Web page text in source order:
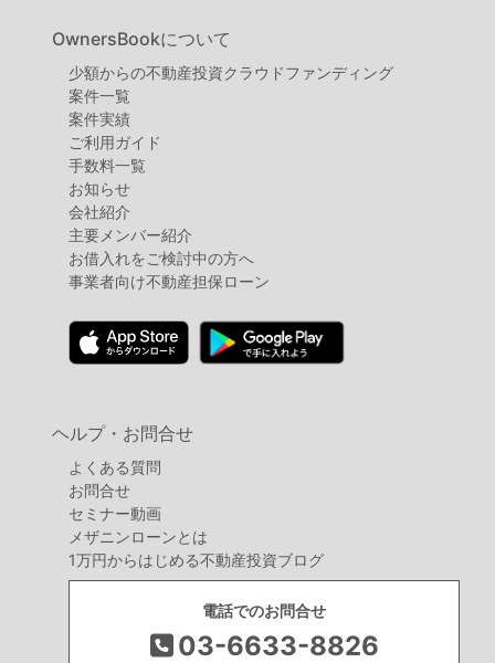
OwnersBookについて
少額からの不動産投資クラウドファンディング
案件⼀覧
案件実績
ご利用ガイド
手数料一覧
お知らせ
会社紹介
主要メンバー紹介
お借入れをご検討中の方へ
事業者向け不動産担保ローン
ヘルプ・お問合せ
よくある質問
お問合せ
セミナー動画
メザニンローンとは
1万円からはじめる不動産投資ブログ
電話でのお問合せ
03-6633-8826